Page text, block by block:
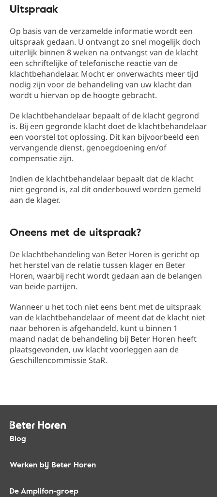
Uitspraak
Op basis van de verzamelde informatie wordt een
uitspraak gedaan. U ontvangt zo snel mogelijk doch
uiterlijk binnen 8 weken na ontvangst van de klacht
een schriftelijke of telefonische reactie van de
klachtbehandelaar. Mocht er onverwachts meer tijd
nodig zijn voor de behandeling van uw klacht dan
wordt u hiervan op de hoogte gebracht.
De klachtbehandelaar bepaalt of de klacht gegrond
is. Bij een gegronde klacht doet de klachtbehandelaar
een voorstel tot oplossing. Dit kan bijvoorbeeld een
vervangende dienst, genoegdoening en/of
compensatie zijn.
Indien de klachtbehandelaar bepaalt dat de klacht
niet gegrond is, zal dit onderbouwd worden gemeld
aan de klager.
Oneens met de uitspraak?
De klachtbehandeling van Beter Horen is gericht op
het herstel van de relatie tussen klager en Beter
Horen, waarbij recht wordt gedaan aan de belangen
van beide partijen.
Wanneer u het toch niet eens bent met de uitspraak
van de klachtbehandelaar of meent dat de klacht niet
naar behoren is afgehandeld, kunt u binnen 1
maand nadat de behandeling bij Beter Horen heeft
plaatsgevonden, uw klacht voorleggen aan de
Geschillencommissie StaR.
Blog
Werken bij Beter Horen
De Amplifon-groep